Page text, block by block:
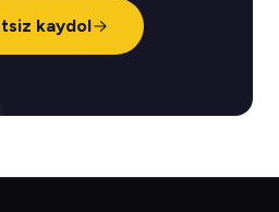
kaydol